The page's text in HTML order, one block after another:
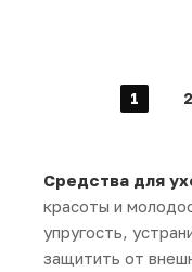
1 2
Средства для
красоты и
упругость,
защитить от